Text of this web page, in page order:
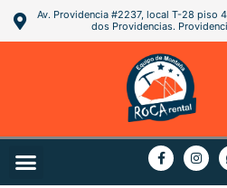
Av. Providencia #2237, local T-28 piso
dos Providencias.